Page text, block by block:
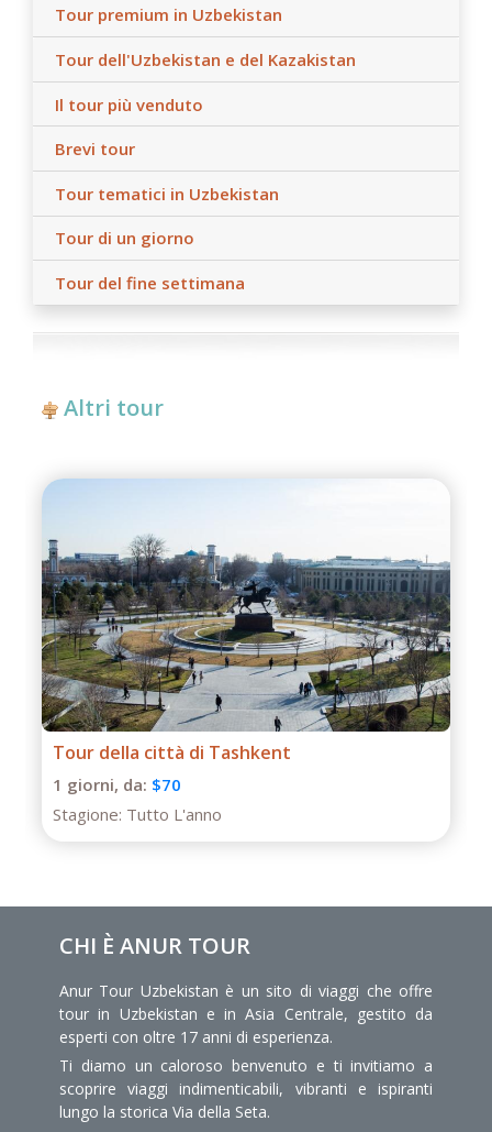
Tour premium in Uzbekistan
Tour dell'Uzbekistan e del Kazakistan
Il tour più venduto
Brevi tour
Tour tematici in Uzbekistan
Tour di un giorno
Tour del fine settimana
Altri tour
Tour della città di Tashkent
1 giorni, da: $70
Stagione: Tutto L'anno
CHI È ANUR TOUR
Anur Tour Uzbekistan è un sito di viaggi che offre
tour in Uzbekistan e in Asia Centrale, gestito da
esperti con oltre 17 anni di esperienza.
Ti diamo un caloroso benvenuto e ti invitiamo a
scoprire viaggi indimenticabili, vibranti e ispiranti
lungo la storica Via della Seta.